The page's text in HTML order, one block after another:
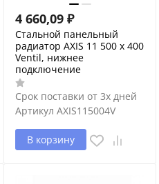
4 660,09 ₽
Стальной панельный
радиатор AXIS 11 500 x 400
Ventil, нижнее
подключение
Срок поставки от 3х дней
Артикул AXIS115004V
В корзину